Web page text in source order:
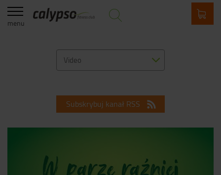
menu
Video
Subskrybuj kanał RSS